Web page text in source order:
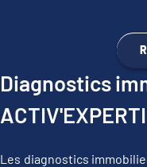
Diagnostics
Les diagnostics